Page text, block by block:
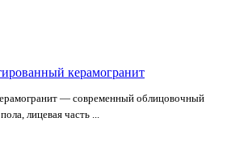
керамогранит
— современный облицовочный
лицевая часть ...